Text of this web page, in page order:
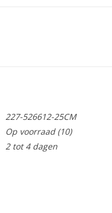
227-526612-25CM
Op voorraad(10)
2 tot 4 dagen